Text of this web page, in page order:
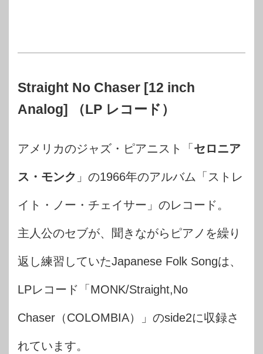
Straight No Chaser [12 inch
Analog] （LP レコード）
アメリカのジャズ・ピアニスト「セロニア
ス・モンク 」の1966年のアルバム「ストレ
イト・ノー・チェイサー」のレコード。
主人公のセブが、聞きながらピアノを繰り
返し練習していたJapanese Folk Songは、
LPレコード「MONK/Straight,No
Chaser（COLOMBIA）」のside2に収録さ
れています。